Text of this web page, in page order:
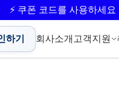
⚡ 쿠폰 코드를 사용하세요
하기 회사소개 고객지원